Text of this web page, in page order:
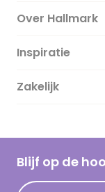
Over Hallmark
Over ons
Duurzaamheid
Hallmark
Acties
Inspiratie
Magazine
Cadeau inspiratie
Kaartinspiratie
Zakelijk
Blijf op de